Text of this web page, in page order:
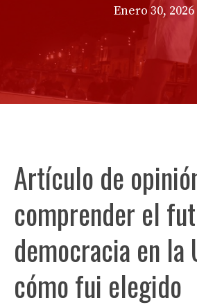
Enero 30, 2026
Artículo de
comprender el
democracia en la
cómo fui elegido